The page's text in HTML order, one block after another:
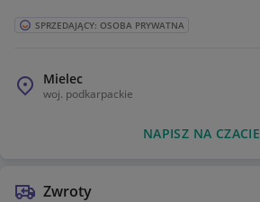
SPRZEDAJĄCY: OSOBA PRYWATNA
Mielec
woj. podkarpackie
NAPISZ NA CZACIE
Zwroty